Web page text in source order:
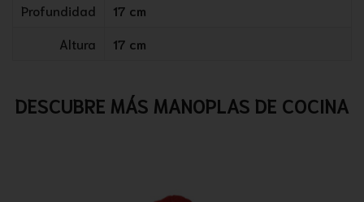
Profundidad
17 cm
Altura
17 cm
DESCUBRE MÁS MANOPLAS DE COCINA